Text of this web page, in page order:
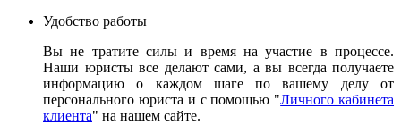
Удобство работы
Вы не тратите силы и время на участие в процессе.
Наши юристы все делают сами, а вы всегда получаете
информацию о каждом шаге по вашему делу от
персонального юриста и с помощью "Личного кабинета
клиента" на нашем сайте.